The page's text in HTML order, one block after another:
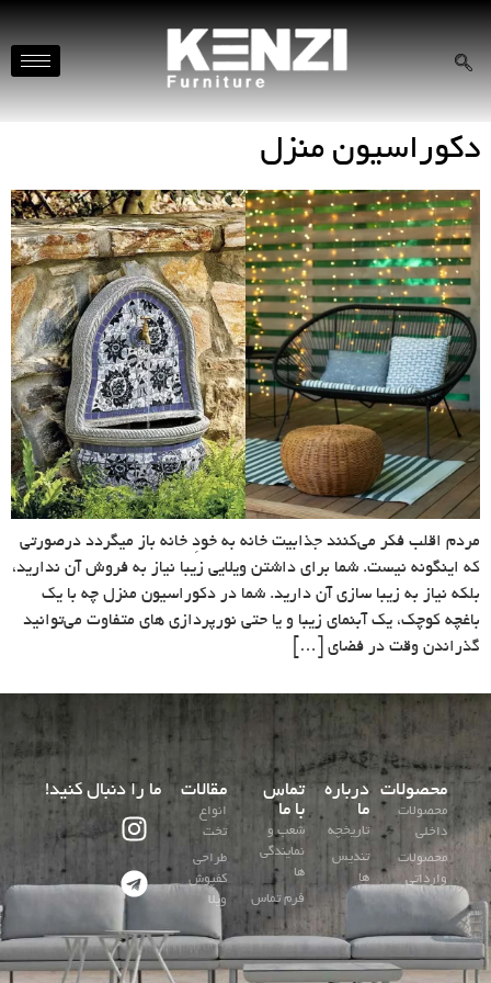
دکوراسیون منزل
مردم اقلب فکر می‌کنند جذابیت خانه به خودِ خانه باز میگردد درصورتی
که اینگونه نیست. شما برای داشتن ویلایی زیبا نیاز به فروش آن ندارید،
بلکه نیاز به زیبا سازی آن دارید. شما در دکوراسیون منزل چه با یک
باغچه کوچک، یک آبنمای زیبا و یا حتی نورپردازی های متفاوت می‌توانید
گذراندن وقت در فضای […]
محصولات
محصولات
داخلی
محصولات
وارداتی
درباره
ما
تاریخچه
تندیس
ها
تماس
با ما
شعب و
نمایندگی
ها
فرم تماس
مقالات
انواع
تخت
طراحی
کفپوش
ویلا
ما را دنبال کنید!